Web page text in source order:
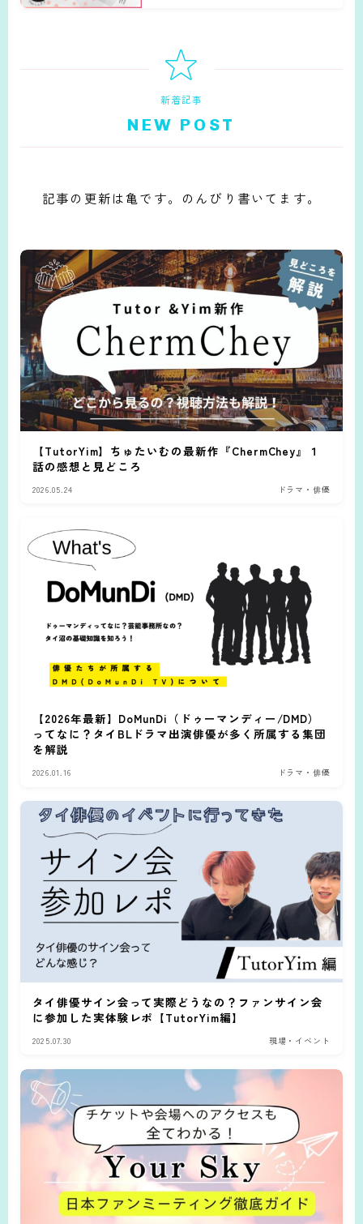
新着記事
NEW POST
記事の更新は亀です。のんびり書いてます。
【TutorYim】ちゅたいむの最新作『ChermChey』１
話の感想と見どころ
2026.05.24 ドラマ・俳優
【2026年最新】DoMunDi（ドゥーマンディー/DMD）
ってなに？タイBLドラマ出演俳優が多く所属する集団
を解説
2026.01.16 ドラマ・俳優
タイ俳優サイン会って実際どうなの？ファンサイン会
に参加した実体験レポ【TutorYim編】
2025.07.30 現場・イベント